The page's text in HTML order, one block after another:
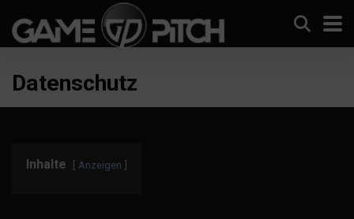
Datenschutz
Inhalte Anzeigen